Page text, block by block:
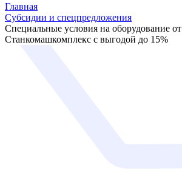
Главная
Субсидии и спецпредложения
Специальные условия на оборудование от
Станкомашкомплекс с выгодой до 15%